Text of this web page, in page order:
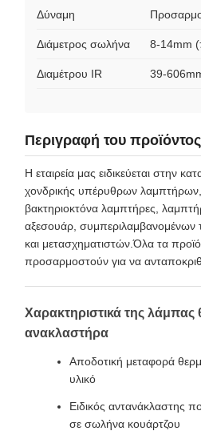
Δύναμη
Διάμετρος σωλήνα 8-14mm
Διαμέτρου IR 39-
Περιγραφή του προϊόντος
Η εταιρεία μας ειδικεύεται στην
χονδρικής υπέρυθρων λαμπτήρων,
βακτηριοκτόνα λαμπτήρες,
αξεσουάρ,
και μετασχηματιστών.Όλα τα
προσαρμοστούν για να
Χαρακτηριστικά της λάμπας
ανακλαστήρα
Αποδοτική μεταφορά
υλικό
Ειδικός αντανάκλαστης
σε σωλήνα κουάρτζου